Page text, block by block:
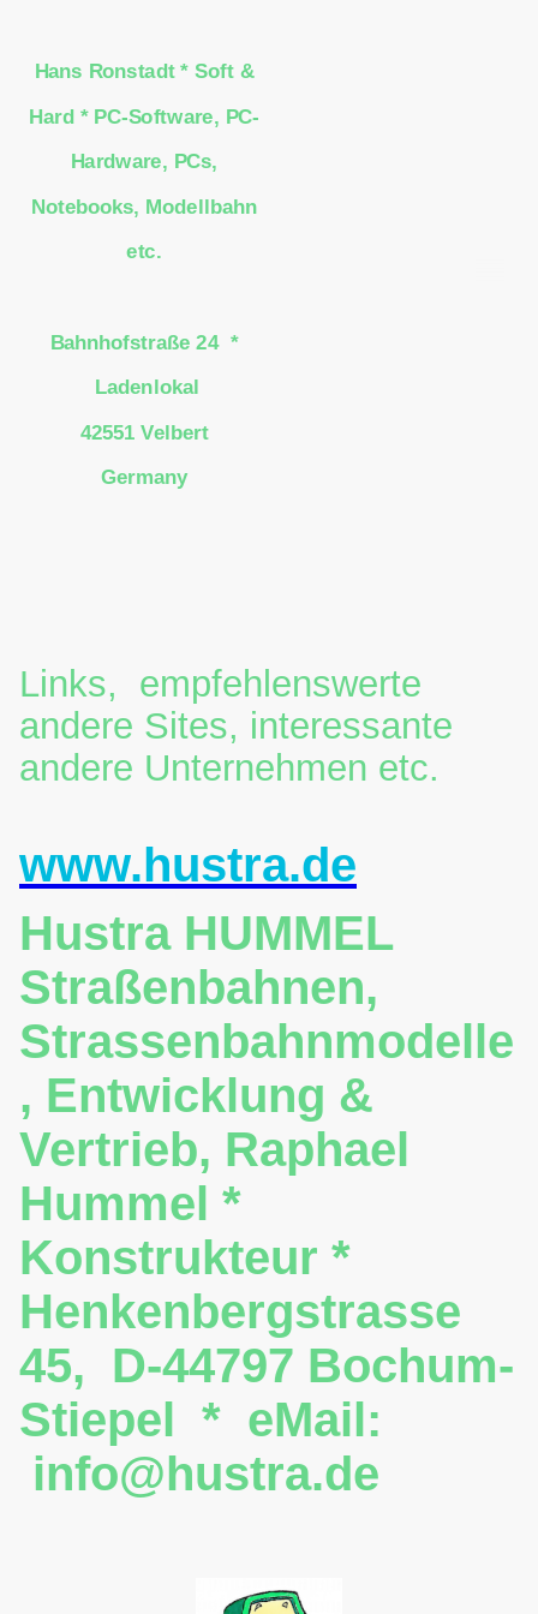
Hans Ronstadt * Soft &
Hard * PC-Software, PC-
Hardware, PCs,
Notebooks, Modellbahn
etc.
Bahnhofstraße 24 *
Ladenlokal
42551 Velbert
Germany
Links, empfehlenswerte
andere Sites, interessante
andere Unternehmen etc.
www.hustra.de
Hustra HUMMEL
Straßenbahnen,
Strassenbahnmodelle
, Entwicklung &
Vertrieb, Raphael
Hummel *
Konstrukteur *
Henkenbergstrasse
45, D-44797 Bochum-
Stiepel * eMail:
info@hustra.de